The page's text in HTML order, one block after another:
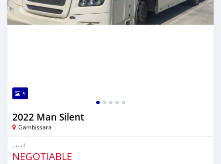
5
2022 Man Silent
Gambissara
السعر
NEGOTIABLE